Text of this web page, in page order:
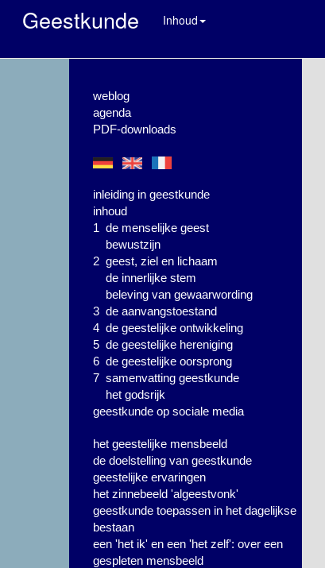
Geestkunde Inhoud
weblog
agenda
PDF-downloads
inleiding in geestkunde
inhoud
1 de menselijke geest
bewustzijn
2 geest, ziel en lichaam
de innerlijke stem
beleving van gewaarwording
3 de aanvangstoestand
4 de geestelijke ontwikkeling
5 de geestelijke hereniging
6 de geestelijke oorsprong
7 samenvatting geestkunde
het godsrijk
geestkunde op sociale media
het geestelijke mensbeeld
de doelstelling van geestkunde
geestelijke ervaringen
het zinnebeeld 'algeestvonk'
geestkunde toepassen in het dagelijkse
bestaan
een 'het ik' en een 'het zelf': over een
gespleten mensbeeld